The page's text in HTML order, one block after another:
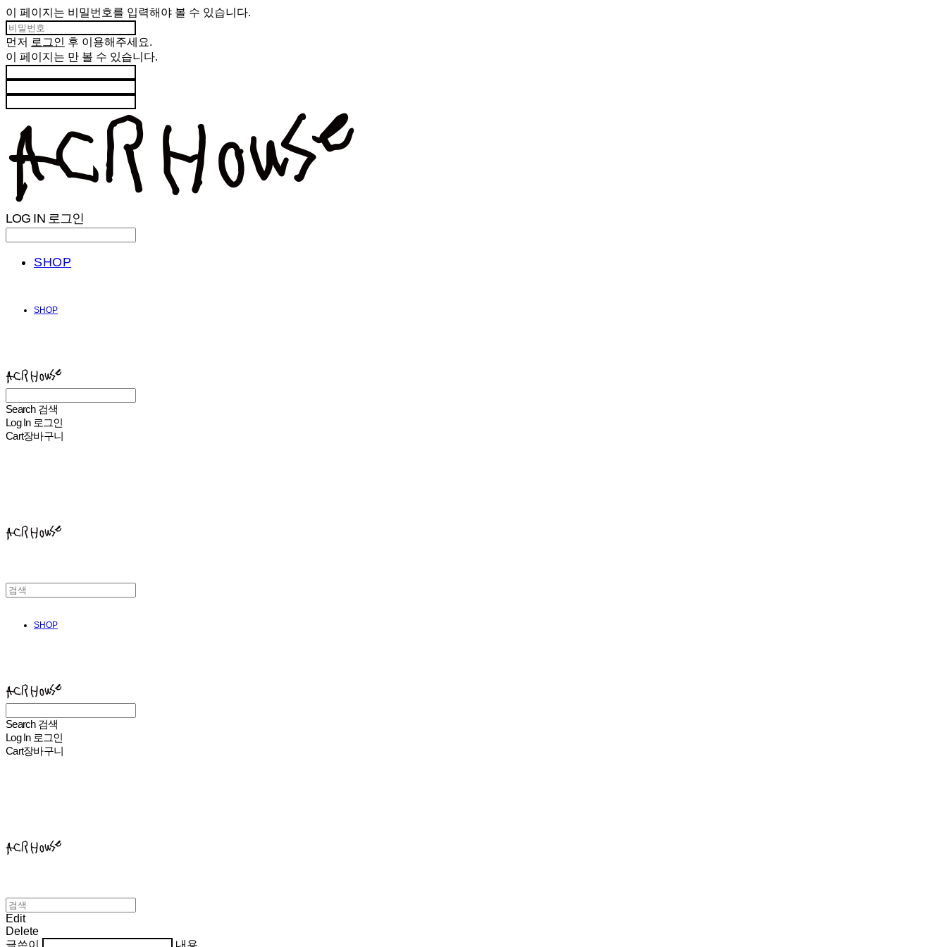
이 페이지는 비밀번호를 입력해야 볼 수 있습니다.
먼저 로그인 후 이용해주세요.
이 페이지는 만 볼 수 있습니다.
LOG IN 로그인
SHOP
SHOP
Search 검색
Log In 로그인
Cart장바구니
SHOP
Search 검색
Log In 로그인
Cart장바구니
Edit
Delete